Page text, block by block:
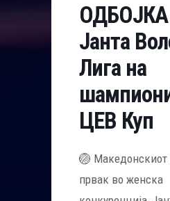
Јанта
Лига на
ЦЕВ Куп
🏐 Македонскиот
првак во женска